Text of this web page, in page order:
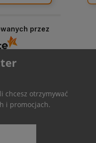
przez
chcesz otrzymywać
i promocjach.